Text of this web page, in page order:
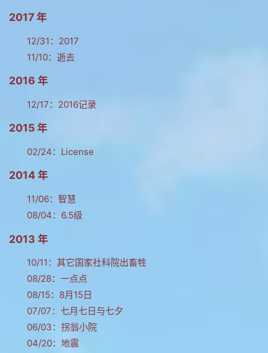
2017 年
12/31： 2017
11/10： 逝去
2016 年
12/17： 2016记录
2015 年
02/24： License
2014 年
11/06： 智慧
08/04： 6.5级
2013 年
10/11： 其它国家社科院出畜牲
08/28： 一点点
08/15： 8月15日
07/07： 七月七日与七夕
06/03： 拐翁小院
04/20： 地震